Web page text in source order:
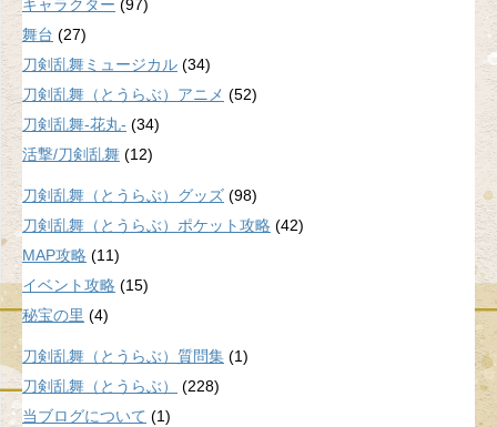
キャラクター (97)
舞台 (27)
刀剣乱舞ミュージカル (34)
刀剣乱舞（とうらぶ）アニメ (52)
刀剣乱舞-花丸- (34)
活撃/刀剣乱舞 (12)
刀剣乱舞（とうらぶ）グッズ (98)
刀剣乱舞（とうらぶ）ポケット攻略 (42)
MAP攻略 (11)
イベント攻略 (15)
秘宝の里 (4)
刀剣乱舞（とうらぶ）質問集 (1)
刀剣乱舞（とうらぶ）
(228)
当ブログについて (1)